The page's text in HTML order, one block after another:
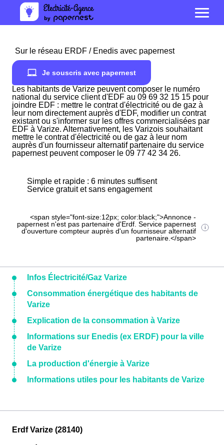
Sur le réseau ERDF / Enedis avec papernest
Je souscris avec papernest
Les habitants de Varize peuvent composer le numéro
national du service client d'EDF au 09 69 32 15 15 pour
joindre EDF : mettre le contrat d'électricité ou de gaz à
leur nom directement auprès d'EDF, modifier un contrat
existant ou s'informer sur les offres commercialisées par
EDF à Varize. Alternativement, les Varizois souhaitant
mettre le contrat d'électricité ou de gaz à leur nom
auprès d'un fournisseur alternatif partenaire du service
papernest peuvent composer le 09 77 42 34 26.
Simple et rapide : 6 minutes suffisent
Service gratuit et sans engagement
<span style="font-size:12px; color:black;">Annonce -
papernest n'est pas partenaire d'Erdf. Service papernest
d'ouverture compteur auprès d'un fournisseur alternatif
partenaire.</span>
Infos Électricité/Gaz Varize
Consommation énergétique des habitants de
Varize
Explication de la consommation à Varize
Informations sur Enedis (ex ERDF) pour la ville
de Varize
La production d'énergie à Varize
Informations utiles pour les habitants de Varize
Erdf Varize (28140)